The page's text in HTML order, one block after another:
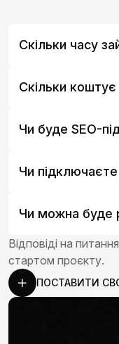
Відповіді на
стартом проєкту.
ПОСТАВИТИ
Скільки часу
Скільки
Чи буде SEO-
Чи
Чи можна буде